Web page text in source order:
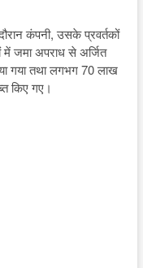
कंपनी, उसके प्रवर्तकों
जमा अपराध से अर्जित
गया तथा लगभग 70 लाख
किए गए।